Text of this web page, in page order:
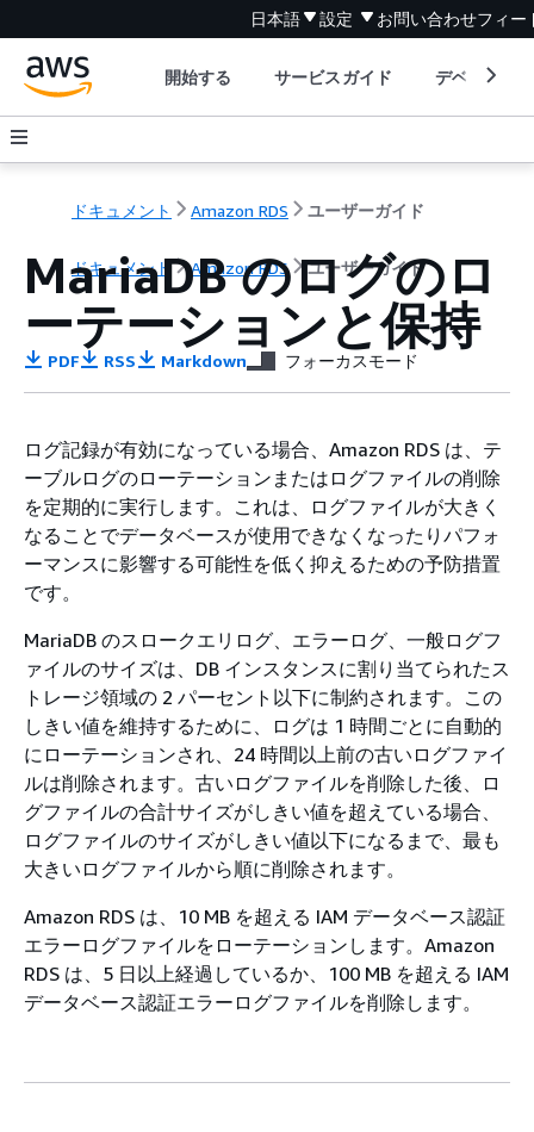
日本語 設定 お問い合わせフィー
開始する サービスガイド デベロッパ
ドキュメント Amazon RDS ユーザーガイド
ドキュメント Amazon RDS ユーザーガイド
MariaDB のログのロ
ーテーションと保持
PDF RSS Markdown フォーカスモード
ログ記録が有効になっている場合、Amazon RDS は、テ
ーブルログのローテーションまたはログファイルの削除
を定期的に実行します。これは、ログファイルが大きく
なることでデータベースが使用できなくなったりパフォ
ーマンスに影響する可能性を低く抑えるための予防措置
です。
MariaDB のスロークエリログ、エラーログ、一般ログフ
ァイルのサイズは、DB インスタンスに割り当てられたス
トレージ領域の 2 パーセント以下に制約されます。この
しきい値を維持するために、ログは 1 時間ごとに自動的
にローテーションされ、24 時間以上前の古いログファイ
ルは削除されます。古いログファイルを削除した後、ロ
グファイルの合計サイズがしきい値を超えている場合、
ログファイルのサイズがしきい値以下になるまで、最も
大きいログファイルから順に削除されます。
Amazon RDS は、10 MB を超える IAM データベース認証
エラーログファイルをローテーションします。Amazon
RDS は、5 日以上経過しているか、100 MB を超える IAM
データベース認証エラーログファイルを削除します。